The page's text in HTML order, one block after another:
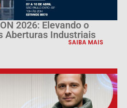
2026: Elevando o
Aberturas Industriais
SAIBA MAIS